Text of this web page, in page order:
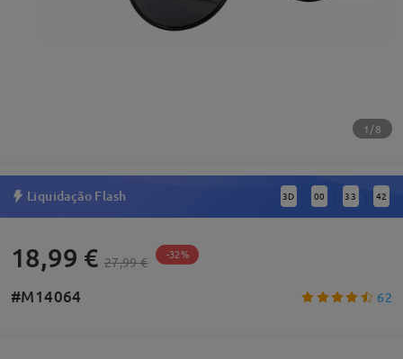
1/8
Liquidação Flash 3D : 00 : 33 : 42
18,99 € 27,99 € -32%
#M14064 62